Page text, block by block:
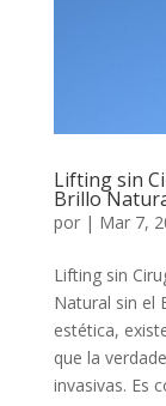
Lifting sin
Brillo
por | Mar 7,
Lifting sin
Natural sin el
estética,
que la
invasivas. Es